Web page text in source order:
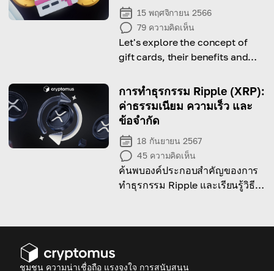
15 พฤศจิกายน 2566
79 ความคิดเห็น
Let's explore the concept of
gift cards, their benefits and
choice for different occasions
การทำธุรกรรม Ripple (XRP):
ค่าธรรมเนียม ความเร็ว และ
ข้อจำกัด
18 กันยายน 2567
45 ความคิดเห็น
ค้นพบองค์ประกอบสำคัญของการ
ทำธุรกรรม Ripple และเรียนรู้วิธี
ชุมชน ความน่าเชื่อถือ แรงจูงใจ การสนับสนุน